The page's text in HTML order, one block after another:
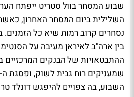
שבוע המסחר בוול סטריט ייפתח
השלילית ביום המסחר האחרון,
נסחרים קרוב רמות שיא כל
בין ארה"ב לאיראן מעיבה על
ההתבטאויות של הבנקים המרכזיים
השבוע, בה צפויים להיפגש דונלד